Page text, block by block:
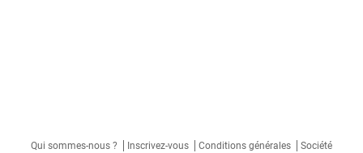
Qui sommes-nous ? Inscrivez-vous Conditions générales Société